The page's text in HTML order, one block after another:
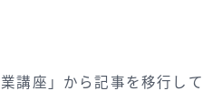
講座」から記事を移行して